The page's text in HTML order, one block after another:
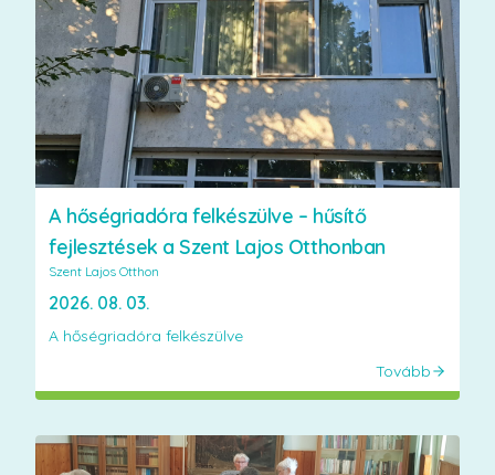
A hőségriadóra felkészülve – hűsítő
fejlesztések a Szent Lajos Otthonban
Szent Lajos Otthon
2026. 08. 03.
A hőségriadóra felkészülve
Tovább